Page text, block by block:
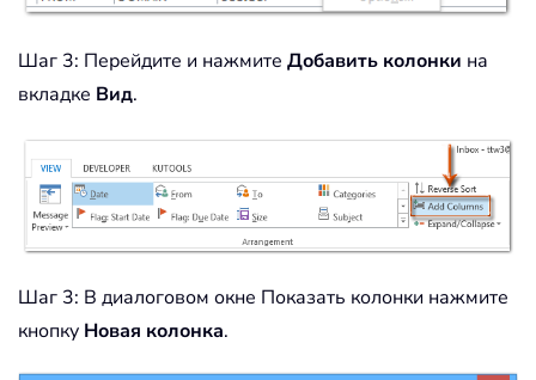
Шаг 3: Перейдите и нажмите Добавить колонки на
вкладке Вид.
Шаг 3: В диалоговом окне Показать колонки нажмите
кнопку Новая колонка.